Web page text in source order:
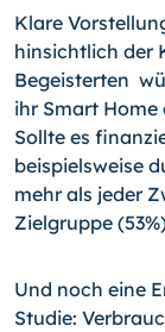
Klare
hinsichtlich der
Begeisterten
ihr Smart Home
Sollte es
beispielsweise
mehr als jeder
Zielgruppe
Und noch eine
Studie: